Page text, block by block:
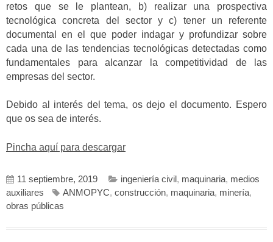
retos que se le plantean, b) realizar una prospectiva
tecnológica concreta del sector y c) tener un referente
documental en el que poder indagar y profundizar sobre
cada una de las tendencias tecnológicas detectadas como
fundamentales para alcanzar la competitividad de las
empresas del sector.
Debido al interés del tema, os dejo el documento. Espero
que os sea de interés.
Pincha aquí para descargar
11 septiembre, 2019 ingeniería civil , maquinaria, medios
auxiliares
ANMOPYC, construcción, maquinaria, minería,
obras públicas